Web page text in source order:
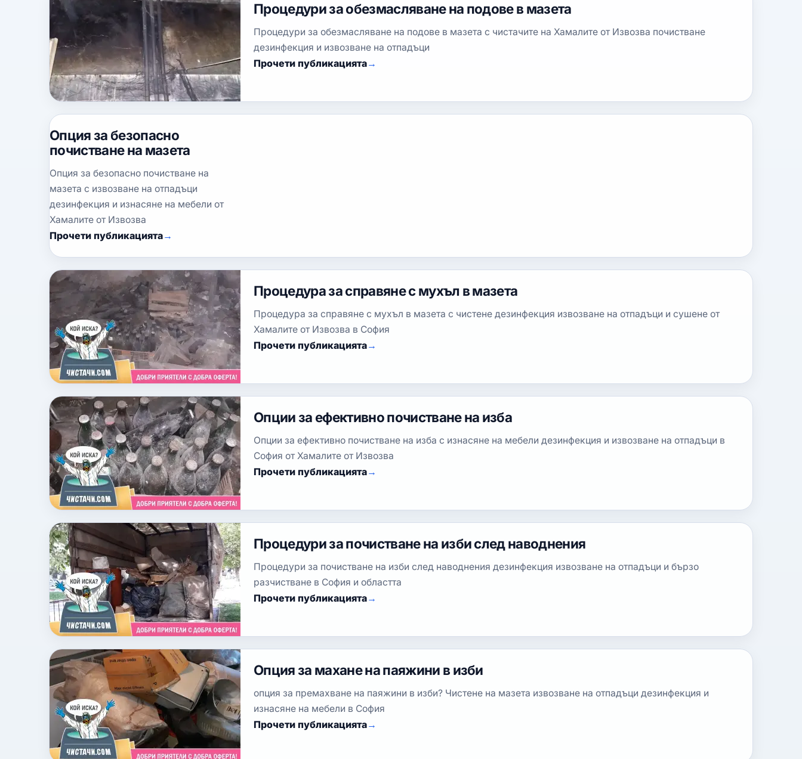
Процедури за обезмасляване на подове в мазета
Процедури за обезмасляване на подове в мазета с чистачите на Хамалите от Извозва почистване
дезинфекция и извозване на отпадъци
Прочети публикацията
Опция за безопасно
почистване на мазета
Опция за безопасно почистване на
мазета с извозване на отпадъци
дезинфекция и изнасяне на мебели от
Хамалите от Извозва
Прочети публикацията
Процедура за справяне с мухъл в мазета
Процедура за справяне с мухъл в мазета с чистене дезинфекция извозване на отпадъци и сушене от
Хамалите от Извозва в София
Прочети публикацията
Опции за ефективно почистване на изба
Опции за ефективно почистване на изба с изнасяне на мебели дезинфекция и извозване на отпадъци в
София от Хамалите от Извозва
Прочети публикацията
Процедури за почистване на изби след наводнения
Процедури за почистване на изби след наводнения дезинфекция извозване на отпадъци и бързо
разчистване в София и областта
Прочети публикацията
Опция за махане на паяжини в изби
опция за премахване на паяжини в изби? Чистене на мазета извозване на отпадъци дезинфекция и
изнасяне на мебели в София
Прочети публикацията